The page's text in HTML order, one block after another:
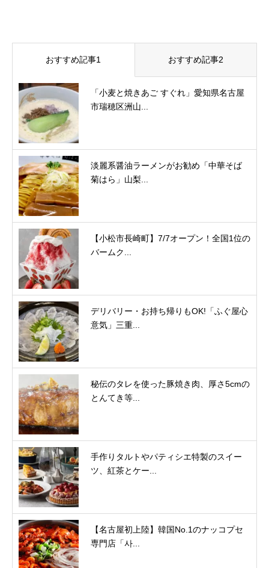
おすすめ記事1 おすすめ記事2
「小麦と焼きあご すぐれ」愛知県名古屋
市瑞穂区洲山...
淡麗系醤油ラーメンがお勧め「中華そば
菊はら」山梨...
【小松市長崎町】7/7オープン！全国1位の
バームク...
デリバリー・お持ち帰りもOK!「ふぐ屋心
意気」三重...
秘伝のタレを使った豚焼き肉、厚さ5cmの
とんてき等...
手作りタルトやパティシエ特製のスイー
ツ、紅茶とケー...
【名古屋初上陸】韓国No.1のナッコプセ
専門店「사...